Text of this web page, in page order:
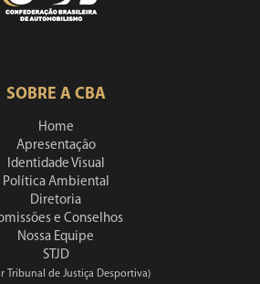
SOBRE A CBA
Home
Apresentação
Identidade Visual
Política Ambiental
Diretoria
e Conselhos
Nossa Equipe
STJD
Tribunal de Justiça Desportiva)